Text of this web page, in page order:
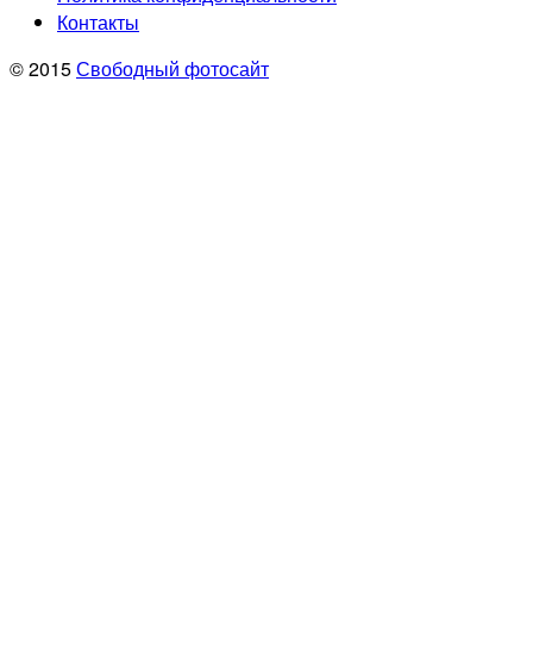
Контакты
© 2015Свободный фотосайт